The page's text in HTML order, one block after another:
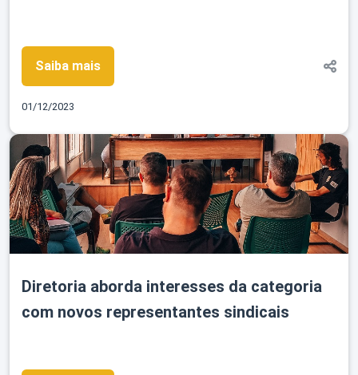
Saiba mais
01/12/2023
Diretoria aborda interesses da categoria
com novos representantes sindicais